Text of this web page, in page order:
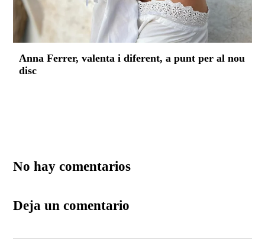
Anna Ferrer, valenta i diferent, a punt per al nou
disc
No hay comentarios
Deja un comentario